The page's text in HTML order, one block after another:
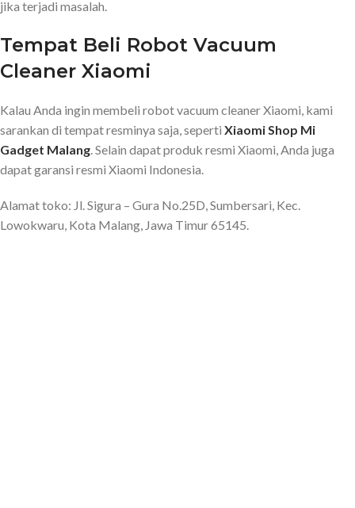
jika terjadi masalah.
Tempat Beli Robot Vacuum
Cleaner Xiaomi
Kalau Anda ingin membeli robot vacuum cleaner Xiaomi, kami
sarankan di tempat resminya saja, seperti Xiaomi Shop Mi
Gadget Malang . Selain dapat produk resmi Xiaomi, Anda juga
dapat garansi resmi Xiaomi Indonesia.
Alamat toko: Jl. Sigura – Gura No.25D, Sumbersari, Kec.
Lowokwaru, Kota Malang, Jawa Timur 65145.